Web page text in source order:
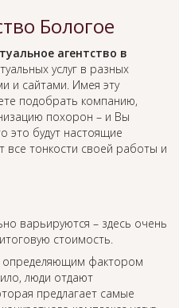
Бологое
агентство в
услуг в разных
и сайтами. Имея эту
подобрать компанию,
похорон – и Вы
это будут настоящие
тонкости своей работы и
варьируются – здесь очень
стоимость.
определяющим фактором
люди отдают
предлагает самые